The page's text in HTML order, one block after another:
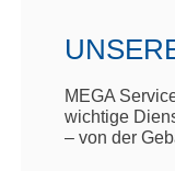
MEGA
wichtige
– von der